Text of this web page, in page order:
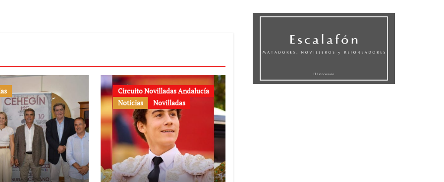
Circuito Novilladas Andalucía
Noticias
Novilladas